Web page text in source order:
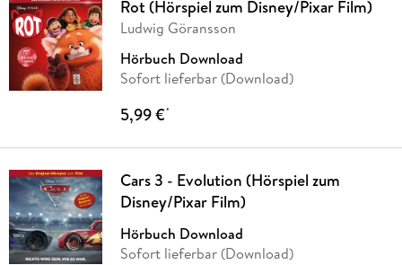
Rot (Hörspiel zum Disney/Pixar Film)
Ludwig Göransson
Hörbuch Download
Sofort lieferbar (Download)
5,99 €*
Cars 3 - Evolution (Hörspiel zum
Disney/Pixar Film)
Hörbuch Download
Sofort lieferbar (Download)